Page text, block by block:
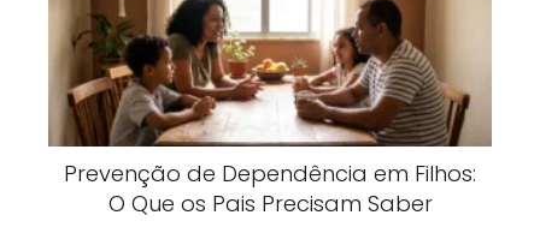
Prevenção de Dependência em Filhos:
O Que os Pais Precisam Saber